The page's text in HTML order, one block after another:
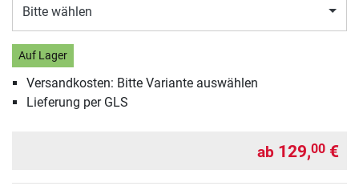
Bitte wählen
Auf Lager
Versandkosten: Bitte Variante auswählen
Lieferung per GLS
ab 129,00 €